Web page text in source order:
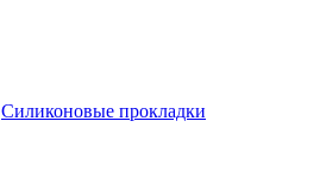
Силиконовые прокладки